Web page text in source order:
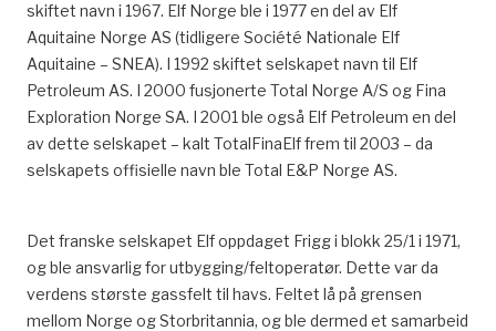
skiftet navn i 1967. Elf Norge ble i 1977 en del av Elf
Aquitaine Norge AS (tidligere Société Nationale Elf
Aquitaine – SNEA). I 1992 skiftet selskapet navn til Elf
Petroleum AS. I 2000 fusjonerte Total Norge A/S og Fina
Exploration Norge SA. I 2001 ble også Elf Petroleum en del
av dette selskapet – kalt TotalFinaElf frem til 2003 – da
selskapets offisielle navn ble Total E&P Norge AS.
Det franske selskapet Elf oppdaget Frigg i blokk 25/1 i 1971,
og ble ansvarlig for utbygging/feltoperatør. Dette var da
verdens største gassfelt til havs. Feltet lå på grensen
mellom Norge og Storbritannia, og ble dermed et samarbeid